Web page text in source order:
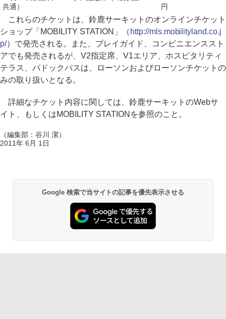
共通）
円
これらのチケットは、鈴鹿サーキットのオンラインチケット
ショップ「MOBILITY STATION」（ http://mls.mobilityland.co.j
p/）で発売される。また、プレイガイド、コンビニエンススト
アでも発売されるが、V2指定席、V1エリア、ホスピタリティ
テラス、パドックパスは、ローソンおよびローソンチケットの
みの取り扱いとなる。
詳細なチケット内容に関しては、鈴鹿サーキットのWebサ
イト、もしくはMOBILITY STATIONを参照のこと。
（編集部：谷川 潔）
2011年 6月 1日
Google 検索で当サイトの記事を優先表示させる